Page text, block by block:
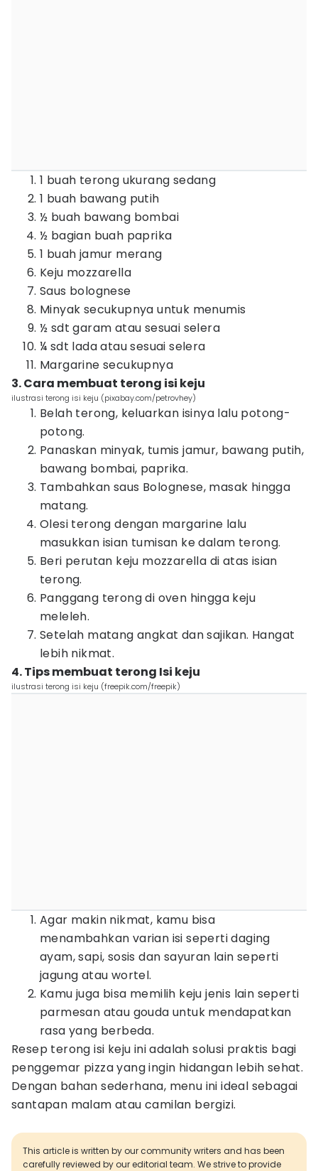
1 buah terong ukurang sedang
1 buah bawang putih
½ buah bawang bombai
½ bagian buah paprika
1 buah jamur merang
Keju mozzarella
Saus bolognese
Minyak secukupnya untuk menumis
½ sdt garam atau sesuai selera
¼ sdt lada atau sesuai selera
Margarine secukupnya
3. Cara membuat terong isi keju
ilustrasi terong isi keju (pixabay.com/petrovhey)
Belah terong, keluarkan isinya lalu potong-
potong.
Panaskan minyak, tumis jamur, bawang putih,
bawang bombai, paprika.
Tambahkan saus Bolognese, masak hingga
matang.
Olesi terong dengan margarine lalu
masukkan isian tumisan ke dalam terong.
Beri perutan keju mozzarella di atas isian
terong.
Panggang terong di oven hingga keju
meleleh.
Setelah matang angkat dan sajikan. Hangat
lebih nikmat.
4. Tips membuat terong Isi keju
ilustrasi terong isi keju (freepik.com/freepik)
Agar makin nikmat, kamu bisa
menambahkan varian isi seperti daging
ayam, sapi, sosis dan sayuran lain seperti
jagung atau wortel.
Kamu juga bisa memilih keju jenis lain seperti
parmesan atau gouda untuk mendapatkan
rasa yang berbeda.
Resep terong isi keju ini adalah solusi praktis bagi
penggemar pizza yang ingin hidangan lebih sehat.
Dengan bahan sederhana, menu ini ideal sebagai
santapan malam atau camilan bergizi.
This article is written by our community writers and has been
carefully reviewed by our editorial team. We strive to provide